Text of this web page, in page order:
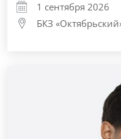
1 сентября 2026
БКЗ